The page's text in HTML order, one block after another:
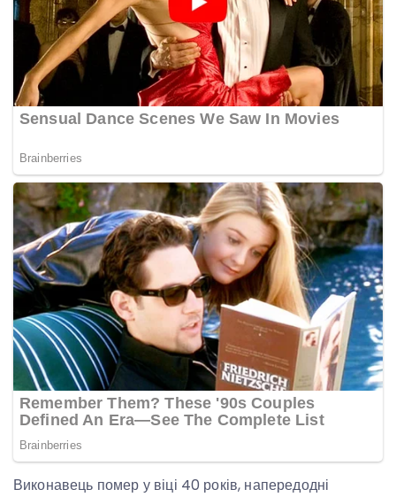
Виконавець помер у віці 40 років, напередодні